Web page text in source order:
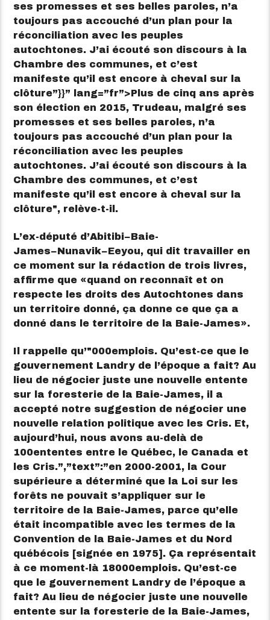
ses promesses et ses belles paroles, n’a
toujours pas accouché d’un plan pour la
réconciliation avec les peuples
autochtones. J’ai écouté son discours à la
Chambre des communes, et c’est
manifeste qu’il est encore à cheval sur la
clôture”}}” lang=”fr”>Plus de cinq ans après
son élection en 2015, Trudeau, malgré ses
promesses et ses belles paroles, n’a
toujours pas accouché d’un plan pour la
réconciliation avec les peuples
autochtones. J’ai écouté son discours à la
Chambre des communes, et c’est
manifeste qu’il est encore à cheval sur la
clôture , relève-t-il.
L’ex-député d’Abitibi−Baie-
James−Nunavik−Eeyou, qui dit travailler en
ce moment sur la rédaction de trois livres,
affirme que
quand on reconnaît et on
respecte les droits des Autochtones dans
un territoire donné, ça donne ce que ça a
donné dans le territoire de la Baie-James
.
Il rappelle qu’ 000emplois. Qu’est-ce que le
gouvernement Landry de l’époque a fait? Au
lieu de négocier juste une nouvelle entente
sur la foresterie de la Baie-James, il a
accepté notre suggestion de négocier une
nouvelle relation politique avec les Cris. Et,
aujourd’hui, nous avons au-delà de
100ententes entre le Québec, le Canada et
les Cris.”,”text”:”en 2000-2001, la Cour
supérieure a déterminé que la Loi sur les
forêts ne pouvait s’appliquer sur le
territoire de la Baie-James, parce qu’elle
était incompatible avec les termes de la
Convention de la Baie-James et du Nord
québécois [signée en 1975]. Ça représentait
à ce moment-là 18000emplois. Qu’est-ce
que le gouvernement Landry de l’époque a
fait? Au lieu de négocier juste une nouvelle
entente sur la foresterie de la Baie-James,